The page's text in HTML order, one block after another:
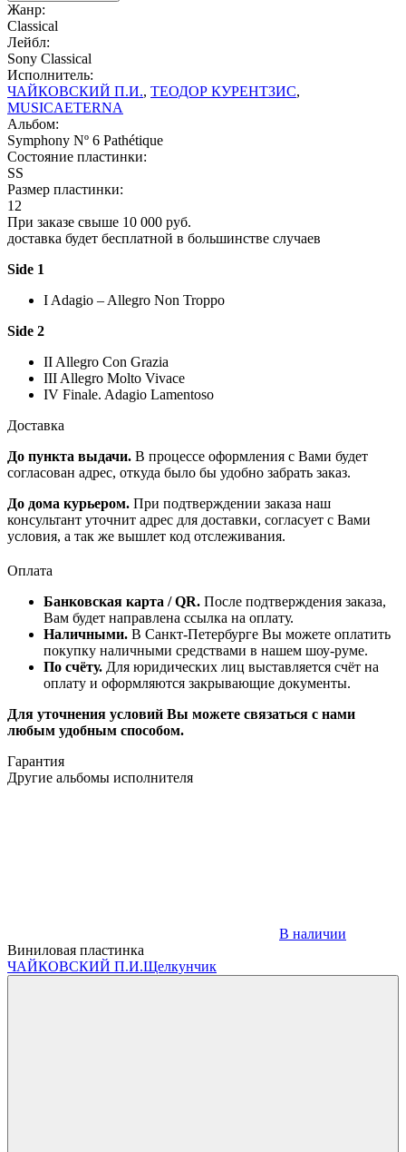
Жанр:
Classical
Лейбл:
Sony Classical
Исполнитель:
ЧАЙКОВСКИЙ П.И., ТЕОДОР КУРЕНТЗИС,
MUSICAETERNA
Альбом:
Symphony Nº 6 Pathétique
Состояние пластинки:
SS
Размер пластинки:
12
При заказе свыше 10 000 руб.
доставка будет бесплатной в большинстве случаев
Side 1
I Adagio – Allegro Non Troppo
Side 2
II Allegro Con Grazia
III Allegro Molto Vivace
IV Finale. Adagio Lamentoso
Доставка
До пункта выдачи. В процессе оформления с Вами будет
согласован адрес, откуда было бы удобно забрать заказ.
До дома курьером. При подтверждении заказа наш
консультант уточнит адрес для доставки, согласует с Вами
условия, а так же вышлет код отслеживания.
Оплата
Банковская карта / QR. После подтверждения заказа,
Вам будет направлена ссылка на оплату.
Наличными. В Санкт-Петербурге Вы можете оплатить
покупку наличными средствами в нашем шоу-руме.
По счёту. Для юридических лиц выставляется счёт на
оплату и оформляются закрывающие документы.
Для уточнения условий Вы можете связаться с нами
любым удобным способом.
Гарантия
Другие альбомы исполнителя
В наличии
Виниловая пластинка
ЧАЙКОВСКИЙ П.И.Щелкунчик